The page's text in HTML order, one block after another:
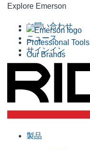
Explore Emerson
Professional Tools
Our Brands
お問い合わせ
ニュース
サインイン
製品